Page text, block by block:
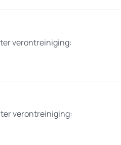
verontreiniging:
verontreiniging: